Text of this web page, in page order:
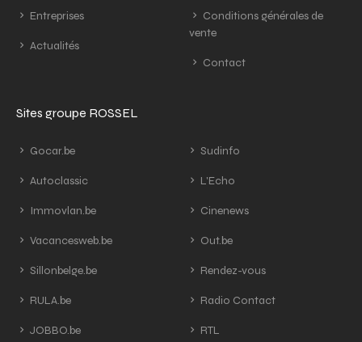
Entreprises
Actualités
Conditions générales de
vente
Contact
Sites groupe ROSSEL
Gocar.be
Autoclassic
Immovlan.be
Vacancesweb.be
Sillonbelge.be
RULA.be
JOBBO.be
Sudinfo
L'Echo
Cinenews
Out.be
Rendez-vous
Radio Contact
RTL